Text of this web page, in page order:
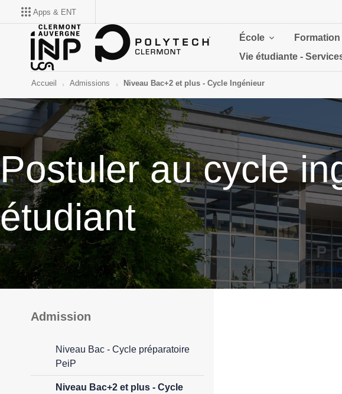
Apps & ENT
École Formation
Vie étudiante -
Accueil Admissions Niveau Bac+2 et plus - Cycle Ingénieur
Postuler au cycle
étudiant
Admission
Niveau Bac - Cycle préparatoire
PeiP
Niveau Bac+2 et plus - Cycle